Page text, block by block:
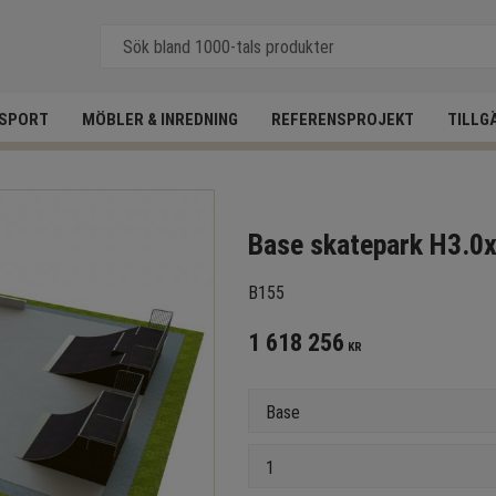
SPORT MÖBLER & INREDNING REFERENSPROJEKT
Base skatepark
B155
1 618 256 KR